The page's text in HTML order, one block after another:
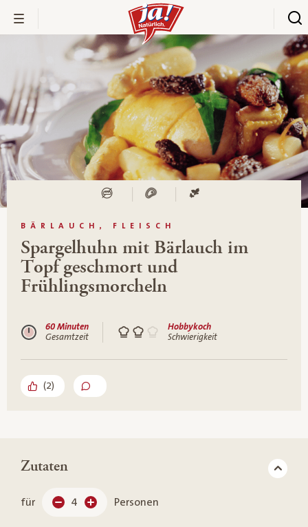
BÄRLAUCH, FLEISCH
Spargelhuhn mit Bärlauch im
Topf geschmort und
Frühlingsmorcheln
60 Minuten
Gesamtzeit
Hobbykoch
Schwierigkeit
(2)
Zutaten
für 4 Personen